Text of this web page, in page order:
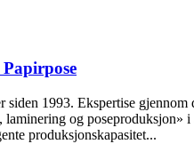
1993. Ekspertise gjennom
og poseproduksjon» i
produksjonskapasitet...